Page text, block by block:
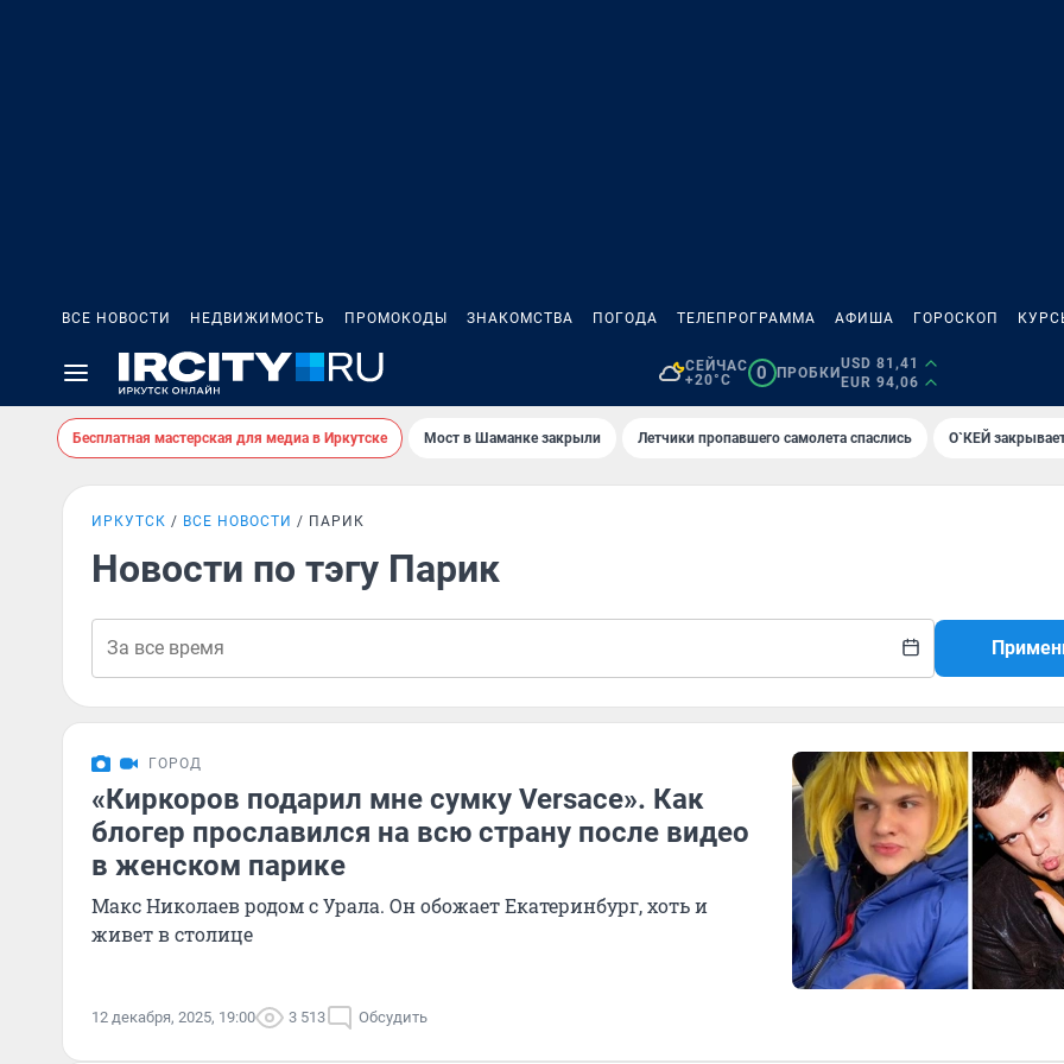
ВСЕ НОВОСТИ НЕДВИЖИМОСТЬ ПРОМОКОДЫ ЗНАКОМСТВА ПОГОДА ТЕЛЕПРОГРАММА АФИША ГОРОСКОП
СЕЙЧАС
+20°C
0 ПРОБКИ
USD 81,41
EUR 94,06
Бесплатная мастерская для медиа в Иркутске Мост в Шаманке закрыли Летчики пропавшего самолета спаслись О`КЕЙ
ИРКУТСК ВСЕ НОВОСТИ ПАРИК
Новости по тэгу Парик
ГОРОД
«Киркоров подарил мне сумку Versace». Как
блогер прославился на всю страну после видео
в женском парике
Макс Николаев родом с Урала. Он обожает Екатеринбург, хоть и
живет в столице
12 декабря, 2025, 19:00 3 513 Обсудить